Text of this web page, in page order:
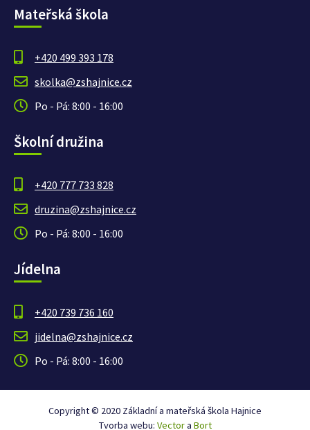
Mateřská škola
+420 499 393 178
skolka@zshajnice.cz
Po - Pá: 8:00 - 16:00
Školní družina
+420 777 733 828
druzina@zshajnice.cz
Po - Pá: 8:00 - 16:00
Jídelna
+420 739 736 160
jidelna@zshajnice.cz
Po - Pá: 8:00 - 16:00
Copyright © 2020 Základní a mateřská škola Hajnice
Tvorba webu: Vectora Bort